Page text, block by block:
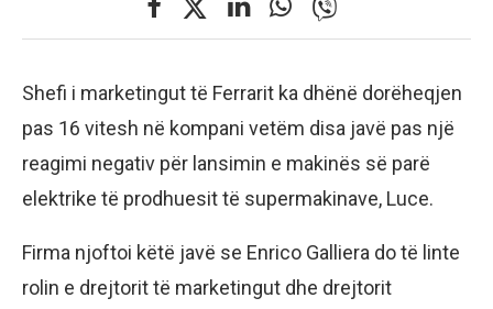
Shefi i marketingut të Ferrarit ka dhënë dorëheqjen
pas 16 vitesh në kompani vetëm disa javë pas një
reagimi negativ për lansimin e makinës së parë
elektrike të prodhuesit të supermakinave, Luce.
Firma njoftoi këtë javë se Enrico Galliera do të linte
rolin e drejtorit të marketingut dhe drejtorit